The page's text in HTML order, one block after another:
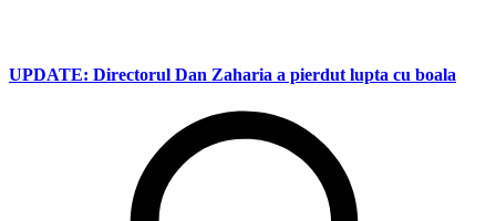
UPDATE: Directorul Dan Zaharia a pierdut lupta cu boala